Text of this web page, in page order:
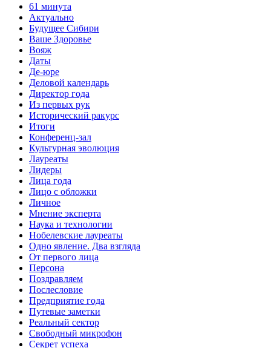
61 минута
Актуально
Будущее Сибири
Ваше Здоровье
Вояж
Даты
Де-юре
Деловой календарь
Директор года
Из первых рук
Исторический ракурс
Итоги
Конференц-зал
Культурная эволюция
Лауреаты
Лидеры
Лица года
Лицо с обложки
Личное
Мнение эксперта
Наука и технологии
Нобелевские лауреаты
Одно явление. Два взгляда
От первого лица
Персона
Поздравляем
Послесловие
Предприятие года
Путевые заметки
Реальный сектор
Свободный микрофон
Секрет успеха